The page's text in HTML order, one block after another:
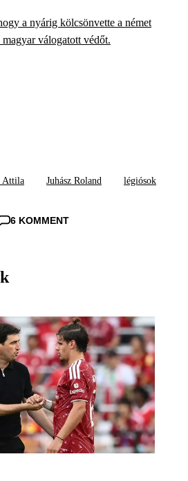
a nyárig kölcsönvette a német
válogatott védőt.
Attila Juhász Roland légiósok
6 KOMMENT